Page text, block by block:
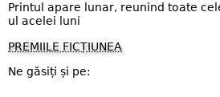
Printul apare lunar, reunind toate
ul acelei luni
PREMIILE FICȚIUNEA
Ne găsiți și pe: